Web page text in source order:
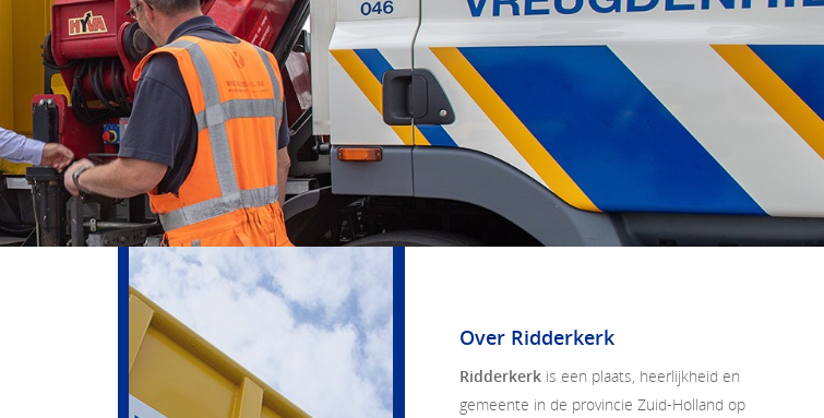
Over Ridderkerk
Ridderkerk is een plaats, heerlijkheid en
gemeente in de provincie Zuid-Holland op